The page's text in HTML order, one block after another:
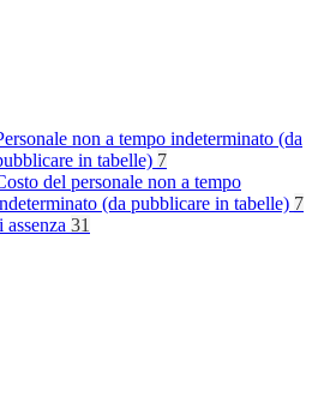
non a tempo indeterminato (da
in tabelle) 7
del personale non a tempo
(da pubblicare in tabelle) 7
assenza 31